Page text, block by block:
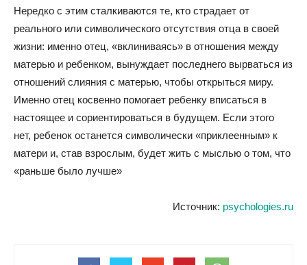
Нередко с этим сталкиваются те, кто страдает от
реального или символического отсутствия отца в своей
жизни: именно отец, «вклиниваясь» в отношения между
матерью и ребенком, вынуждает последнего вырваться из
отношений слияния с матерью, чтобы открыться миру.
Именно отец косвенно помогает ребенку вписаться в
настоящее и сориентироваться в будущем. Если этого
нет, ребенок останется символически «приклеенным» к
матери и, став взрослым, будет жить с мыслью о том, что
«раньше было лучше»
Источник: psychologies.ru